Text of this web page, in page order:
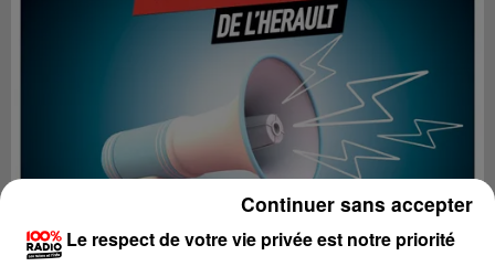
Le respect de votre vie privée est notre priorité
Continuer sans accepter